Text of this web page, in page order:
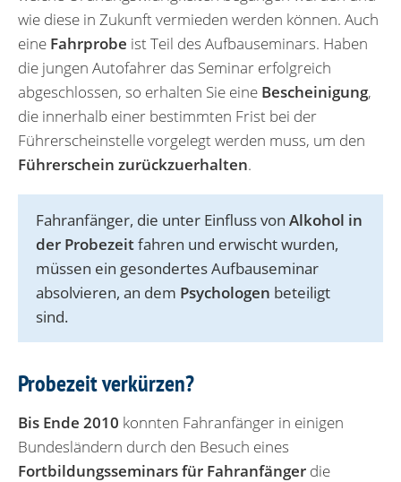
wie diese in Zukunft vermieden werden können. Auch
eine Fahrprobe ist Teil des Aufbauseminars. Haben
die jungen Autofahrer das Seminar erfolgreich
abgeschlossen, so erhalten Sie eine Bescheinigung,
die innerhalb einer bestimmten Frist bei der
Führerscheinstelle vorgelegt werden muss, um den
Führerschein zurückzuerhalten.
Fahranfänger, die unter Einfluss von Alkohol in
der Probezeitfahren und erwischt wurden,
müssen ein gesondertes Aufbauseminar
absolvieren, an dem Psychologen beteiligt
sind.
Probezeit verkürzen?
Bis Ende 2010 konnten Fahranfänger in einigen
Bundesländern durch den Besuch eines
Fortbildungsseminars für Fahranfänger die